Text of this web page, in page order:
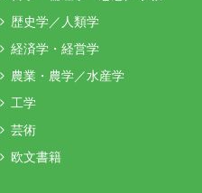
歴史学／人類学
経済学・経営学
農業・農学／水産学
工学
芸術
欧文書籍